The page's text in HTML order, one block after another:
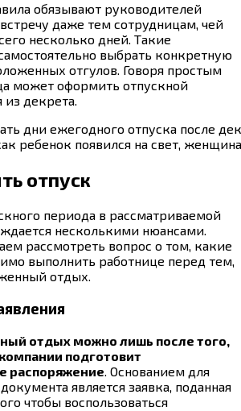
обязывают руководителей
даже тем сотрудницам, чей
несколько дней. Такие
выбрать конкретную
отгулов. Говоря простым
может оформить отпускной
декрета.
ребенок появился на свет,
отпуск
периода в рассматриваемой
несколькими нюансами.
рассмотреть вопрос о том, какие
выполнить работнице перед тем,
отдых.
отдых можно лишь после того,
подготовит
распоряжение . Основанием для
является заявка, поданная
чтобы воспользоваться